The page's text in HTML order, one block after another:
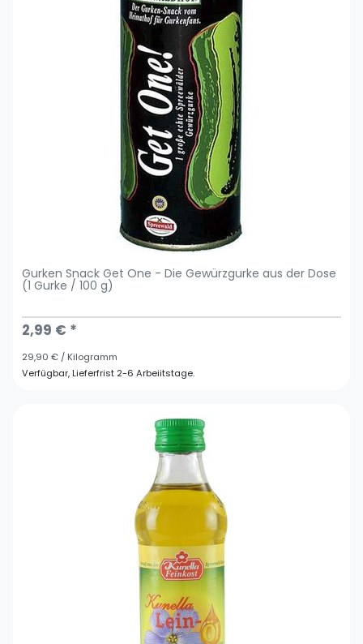
Gurken Snack Get One - Die Gewürzgurke aus der Dose
(1 Gurke / 100 g)
2,99 € *
29,90 € / Kilogramm
Verfügbar, Lieferfrist 2-6 Arbeiitstage.